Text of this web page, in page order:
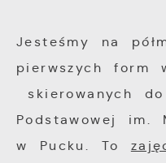
Jesteśmy na
pierwszych form
skierowanych
Podstawowej im.
w Pucku. To
witryny
mogą pojawić się
trzecich lub firm
Firmy te działają
pośredników